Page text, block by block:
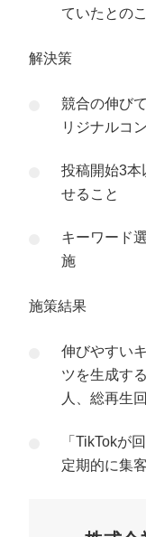
ていたとの
解決策
競合の伸び
リジナルコ
投稿開始3本
せること
キーワード
施
施策結果
伸びやすい
ツを生成す
人、総再生
「TikTokが
定期的に集